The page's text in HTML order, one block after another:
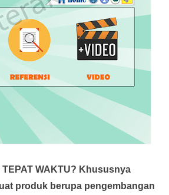
WAKTU? Khususnya
produk berupa pengembangan